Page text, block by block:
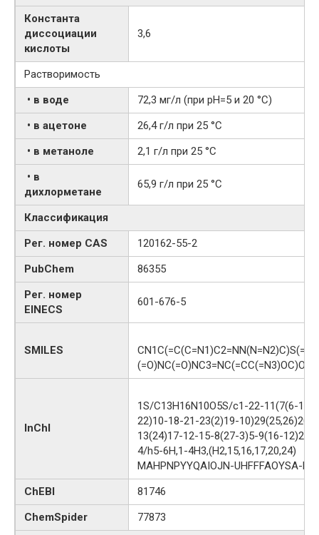
Константа
диссоциации
кислоты
3,6
Растворимость
• в воде
72,3 мг/л (при рН=5 и 20 °C)
• в ацетоне
26,4 г/л при 25 °C
• в метаноле
2,1 г/л при 25 °C
• в
дихлорметане
65,9 г/л при 25 °C
Классификация
Рег. номер CAS
120162-55-2
PubChem
86355
Рег. номер
EINECS
601-676-5
SMILES
CN1C(=C(C=N1)C2=NN(N=N2)C)S(=O)
(=O)NC(=O)NC3=NC(=CC(=N3)OC)OC
InChI
1S/C13H16N10O5S/c1-22-11(7(6-14-
22)10-18-21-23(2)19-10)29(25,26)20-
13(24)17-12-15-8(27-3)5-9(16-12)28-
4/h5-6H,1-4H3,(H2,15,16,17,20,24)
MAHPNPYYQAIOJN-UHFFFAOYSA-N
ChEBI
81746
ChemSpider
77873